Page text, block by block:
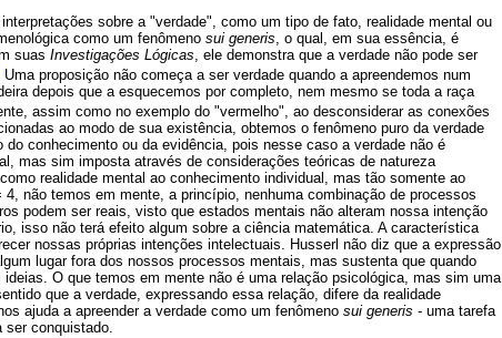
sobre a "verdade", como um tipo de fato, realidade mental ou
como um fenômeno sui generis , o qual, em sua essência, é
suas Investigações Lógicas , ele demonstra que a verdade não pode ser
Uma proposição não começa a ser verdade quando a apreendemos num
depois que a esquecemos por completo, nem mesmo se toda a raça
assim como no exemplo do "vermelho", ao desconsiderar as conexões
ao modo de sua existência, obtemos o fenômeno puro da verdade
conhecimento ou da evidência, pois nesse caso a verdade não é
mas sim imposta através de considerações teóricas de natureza
realidade mental ao conhecimento individual, mas tão somente ao
não temos em mente, a princípio, nenhuma combinação de processos
podem ser reais, visto que estados mentais não alteram nossa intenção
isso não terá efeito algum sobre a ciência matemática. A característica
nossas próprias intenções intelectuais. Husserl não diz que a expressão
lugar fora dos nossos processos mentais, mas sustenta que quando
O que temos em mente não é uma relação psicológica, mas sim uma
que a verdade, expressando essa relação, difere da realidade
ajuda a apreender a verdade como um fenômeno sui generis - uma tarefa
ser conquistado.